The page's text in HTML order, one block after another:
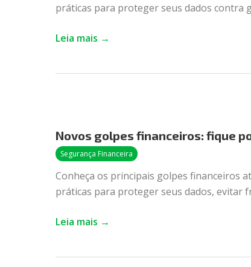
práticas para proteger seus dados contra
celulares
de
Leia mais →
Novos golpes financeiros: fique
Segurança Financeira
Conheça os principais golpes financeiros
práticas para proteger seus dados, evitar
financeiros:
fique
dentro
e
previna-
Leia mais →